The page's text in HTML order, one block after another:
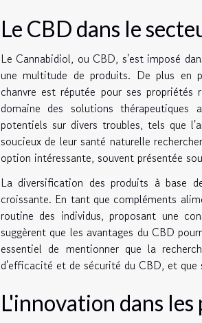
Le CBD dans le
Le Cannabidiol, ou CBD, s'est imposé
une multitude de produits. De plus en
chanvre est réputée pour ses
domaine des solutions
potentiels sur divers troubles, tels que
soucieux de leur santé naturelle
option intéressante, souvent présentée
La diversification des produits à base
croissante. En tant que compléments
routine des individus, proposant une
suggèrent que les avantages du CBD
essentiel de mentionner que la
d'efficacité et de sécurité du CBD, et
L'innovation dans